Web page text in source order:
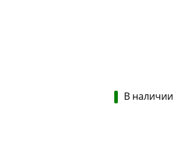
В наличии